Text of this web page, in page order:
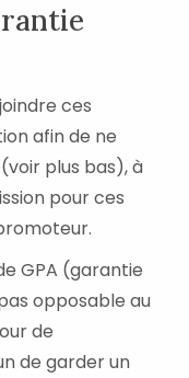
ces
afin de ne
plus bas), à
pour ces
GPA (garantie
opposable au
de
de garder un